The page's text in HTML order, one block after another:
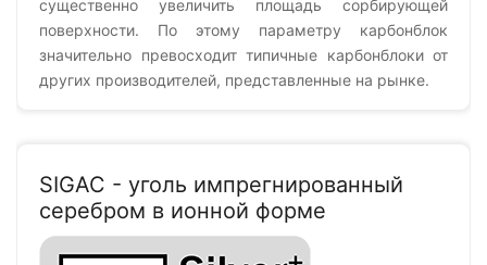
существенно увеличить площадь сорбирующей
поверхности. По этому параметру карбонблок
значительно превосходит типичные карбонблоки от
других производителей, представленные на рынке.
SIGAC - уголь импрегнированный
серебром в ионной форме